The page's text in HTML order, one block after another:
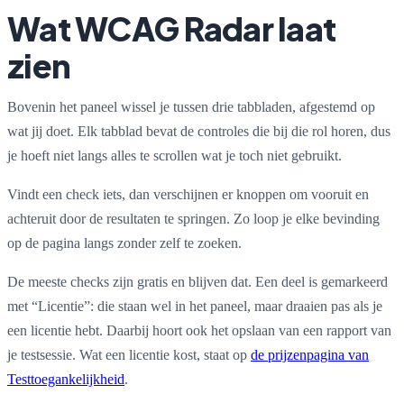
Wat WCAG Radar laat
zien
Bovenin het paneel wissel je tussen drie tabbladen, afgestemd op
wat jij doet. Elk tabblad bevat de controles die bij die rol horen, dus
je hoeft niet langs alles te scrollen wat je toch niet gebruikt.
Vindt een check iets, dan verschijnen er knoppen om vooruit en
achteruit door de resultaten te springen. Zo loop je elke bevinding
op de pagina langs zonder zelf te zoeken.
De meeste checks zijn gratis en blijven dat. Een deel is gemarkeerd
met “Licentie”: die staan wel in het paneel, maar draaien pas als je
een licentie hebt. Daarbij hoort ook het opslaan van een rapport van
je testsessie. Wat een licentie kost, staat op de prijzenpagina van
Testtoegankelijkheid.